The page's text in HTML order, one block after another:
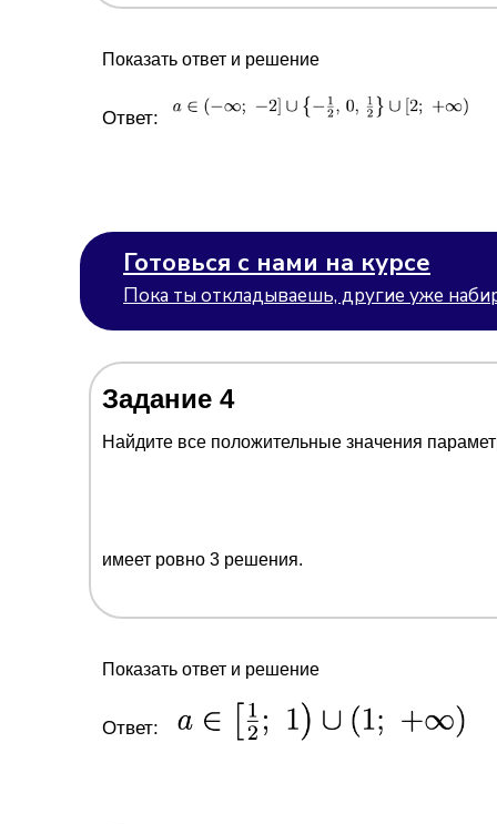
Показать ответ и решение
Ответ:
Готовься с нами на курсе
Пока ты откладываешь, другие уже
Задание 4
Найдите все положительные значения
имеет ровно 3 решения.
Показать ответ и решение
Ответ: